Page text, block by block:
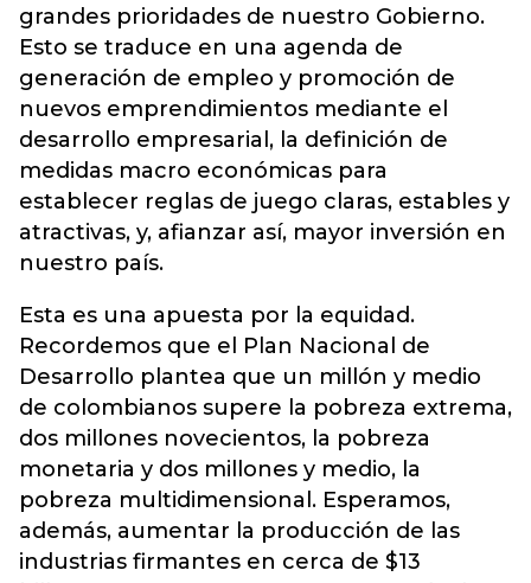
grandes prioridades de nuestro Gobierno.
Esto se traduce en una agenda de
generación de empleo y promoción de
nuevos emprendimientos mediante el
desarrollo empresarial, la definición de
medidas macro económicas para
establecer reglas de juego claras, estables y
atractivas, y, afianzar así, mayor inversión en
nuestro país.
Esta es una apuesta por la equidad.
Recordemos que el Plan Nacional de
Desarrollo plantea que un millón y medio
de colombianos supere la pobreza extrema,
dos millones novecientos, la pobreza
monetaria y dos millones y medio, la
pobreza multidimensional. Esperamos,
además, aumentar la producción de las
industrias firmantes en cerca de $13